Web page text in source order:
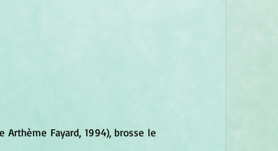
Arthème Fayard, 1994), brosse le